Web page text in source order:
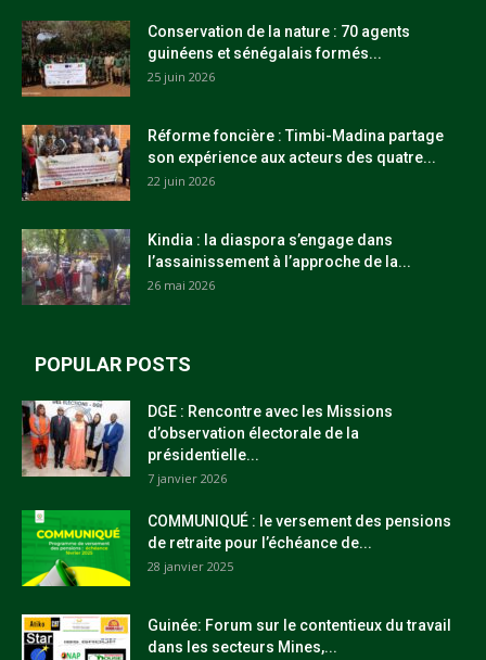
Conservation de la nature : 70 agents
guinéens et sénégalais formés...
25 juin 2026
Réforme foncière : Timbi-Madina partage
son expérience aux acteurs des quatre...
22 juin 2026
Kindia : la diaspora s’engage dans
l’assainissement à l’approche de la...
26 mai 2026
POPULAR POSTS
DGE : Rencontre avec les Missions
d’observation électorale de la
présidentielle...
7 janvier 2026
COMMUNIQUÉ : le versement des pensions
de retraite pour l’échéance de...
28 janvier 2025
Guinée: Forum sur le contentieux du travail
dans les secteurs Mines,...